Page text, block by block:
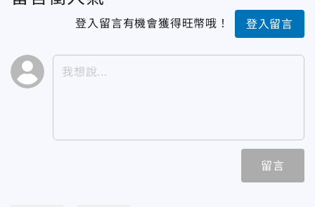
登入留言有機會獲得旺幣哦！ 登入留言
留言